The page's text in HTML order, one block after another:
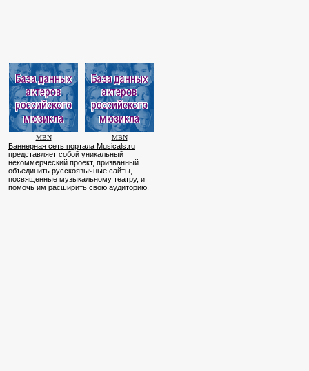
MBN MBN
Баннерная сеть портала Musicals.ru
представляет собой уникальный
некоммерческий проект, призванный
объединить русскоязычные сайты,
посвященные музыкальному театру, и
помочь им расширить свою аудиторию.